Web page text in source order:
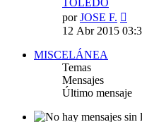
porJOSE F.
12 Abr 2015
MISCELÁNEA
Temas
Mensajes
Último mensaje